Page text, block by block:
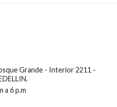
Grande - Interior 2211 -
a 6 p.m